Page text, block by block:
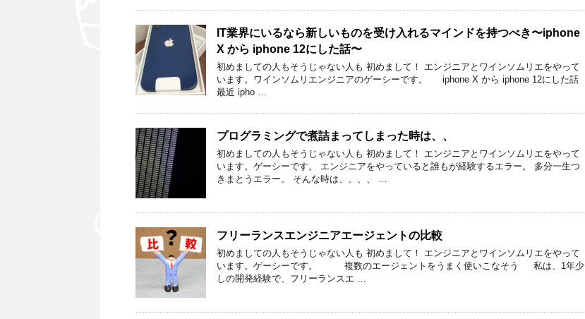
IT業界にいるなら新しいものを受け入れるマインドを持つべき〜iphone
X から iphone 12にした話〜
初めましての人もそうじゃない人も 初めまして！ エンジニアとワインソムリエをやって
います。ワインソムリエンジニアのゲーシーです。 iphone X から iphone 12にした話
最近 ipho …
プログラミングで煮詰まってしまった時は、、
初めましての人もそうじゃない人も 初めまして！ エンジニアとワインソムリエをやって
います。ゲーシーです。 エンジニアをやっていると誰もが経験するエラー。 多分一生つ
きまとうエラー。 そんな時は、、、、 …
フリーランスエンジニアエージェントの比較
初めましての人もそうじゃない人も 初めまして！ エンジニアとワインソムリエをやって
います。ゲーシーです。 複数のエージェントをうまく使いこなそう 私は、1年少
しの開発経験で、フリーランスエ …